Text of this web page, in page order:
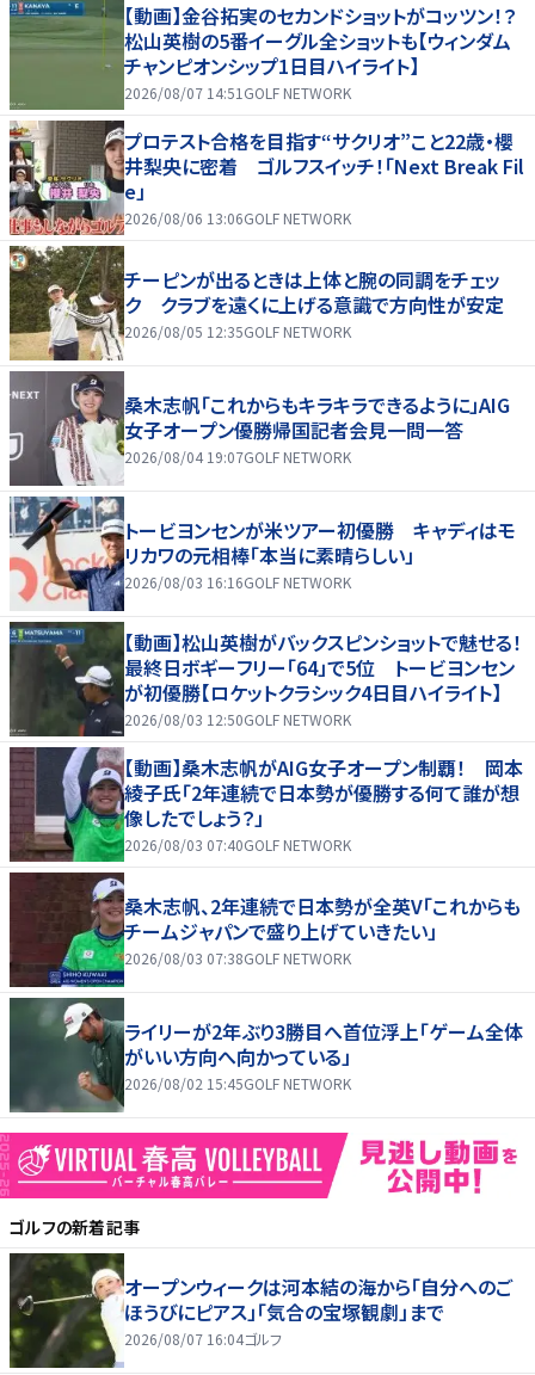
【動画】金谷拓実のセカンドショットがコッツン！？
松山英樹の5番イーグル全ショットも【ウィンダム
チャンピオンシップ1日目ハイライト】
2026/08/07 14:51 GOLF NETWORK
プロテスト合格を目指す“サクリオ”こと22歳・櫻
井梨央に密着 ゴルフスイッチ！「Next Break Fil
e」
2026/08/06 13:06GOLF NETWORK
チーピンが出るときは上体と腕の同調をチェッ
ク クラブを遠くに上げる意識で方向性が安定
2026/08/05 12:35GOLF NETWORK
桑木志帆「これからもキラキラできるように」AIG
女子オープン優勝帰国記者会見一問一答
2026/08/04 19:07GOLF NETWORK
トービヨンセンが米ツアー初優勝 キャディはモ
リカワの元相棒「本当に素晴らしい」
2026/08/03 16:16GOLF NETWORK
【動画】松山英樹がバックスピンショットで魅せる！
最終日ボギーフリー「64」で5位 トービヨンセン
が初優勝【ロケットクラシック4日目ハイライト】
2026/08/03 12:50GOLF NETWORK
【動画】桑木志帆がAIG女子オープン制覇！ 岡本
綾子氏「2年連続で日本勢が優勝する何て誰が想
像したでしょう？」
2026/08/03 07:40GOLF NETWORK
桑木志帆、2年連続で日本勢が全英V「これからも
チームジャパンで盛り上げていきたい」
2026/08/03 07:38GOLF NETWORK
ライリーが2年ぶり3勝目へ首位浮上「ゲーム全体
がいい方向へ向かっている」
2026/08/02 15:45GOLF NETWORK
ゴルフの新着記事
オープンウィークは河本結の海から「自分へのご
ほうびにピアス」「気合の宝塚観劇」まで
2026/08/07 16:04ゴルフ